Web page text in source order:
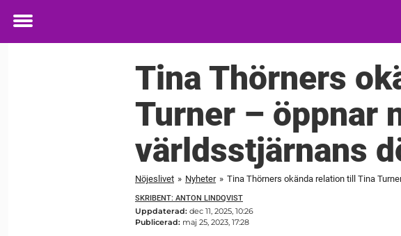
Toggle
Tina Thörners
Turner – öppnar
världsstjärnans
Nöjeslivet » Nyheter » Tina Thörners okända relation till Tina
SKRIBENT: ANTON LINDQVIST
Uppdaterad: dec 11, 2025, 10:26
Publicerad: maj 25, 2023, 17:28